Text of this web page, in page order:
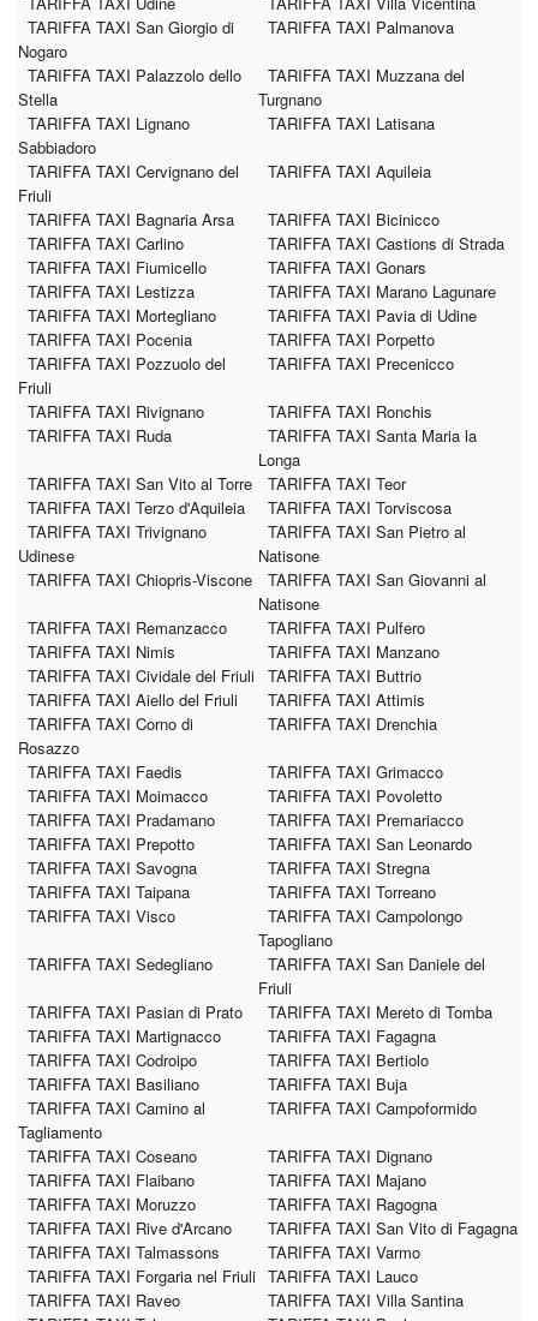
TARIFFA TAXI San Giorgio di
Nogaro
TARIFFA TAXI Palmanova
TARIFFA TAXI Palazzolo dello
Stella
TARIFFA TAXI Muzzana del
Turgnano
TARIFFA TAXI Lignano
Sabbiadoro
TARIFFA TAXI Latisana
TARIFFA TAXI Cervignano del
Friuli
TARIFFA TAXI Aquileia
TARIFFA TAXI Bagnaria Arsa
TARIFFA TAXI Bicinicco
TARIFFA TAXI Carlino
TARIFFA TAXI Castions di Strada
TARIFFA TAXI Fiumicello
TARIFFA TAXI Gonars
TARIFFA TAXI Lestizza
TARIFFA TAXI Marano Lagunare
TARIFFA TAXI Mortegliano
TARIFFA TAXI Pavia di Udine
TARIFFA TAXI Pocenia
TARIFFA TAXI Porpetto
TARIFFA TAXI Pozzuolo del
Friuli
TARIFFA TAXI Precenicco
TARIFFA TAXI Rivignano
TARIFFA TAXI Ronchis
TARIFFA TAXI Ruda
TARIFFA TAXI Santa Maria la
Longa
TARIFFA TAXI San Vito al Torre
TARIFFA TAXI Teor
TARIFFA TAXI Terzo d'Aquileia
TARIFFA TAXI Torviscosa
TARIFFA TAXI Trivignano
Udinese
TARIFFA TAXI San Pietro al
Natisone
TARIFFA TAXI Chiopris-Viscone
TARIFFA TAXI San Giovanni al
Natisone
TARIFFA TAXI Remanzacco
TARIFFA TAXI Pulfero
TARIFFA TAXI Nimis
TARIFFA TAXI Manzano
TARIFFA TAXI Cividale del Friuli TARIFFA TAXI Buttrio
TARIFFA TAXI Aiello del Friuli
TARIFFA TAXI Attimis
TARIFFA TAXI Corno di
Rosazzo
TARIFFA TAXI Drenchia
TARIFFA TAXI Faedis
TARIFFA TAXI Grimacco
TARIFFA TAXI Moimacco
TARIFFA TAXI Povoletto
TARIFFA TAXI Pradamano
TARIFFA TAXI Premariacco
TARIFFA TAXI Prepotto
TARIFFA TAXI San Leonardo
TARIFFA TAXI Savogna
TARIFFA TAXI Stregna
TARIFFA TAXI Taipana
TARIFFA TAXI Torreano
TARIFFA TAXI Visco
TARIFFA TAXI Campolongo
Tapogliano
TARIFFA TAXI Sedegliano
TARIFFA TAXI San Daniele del
Friuli
TARIFFA TAXI Pasian di Prato
TARIFFA TAXI Mereto di Tomba
TARIFFA TAXI Martignacco
TARIFFA TAXI Fagagna
TARIFFA TAXI Codroipo
TARIFFA TAXI Bertiolo
TARIFFA TAXI Basiliano
TARIFFA TAXI Buja
TARIFFA TAXI Camino al
Tagliamento
TARIFFA TAXI Campoformido
TARIFFA TAXI Coseano
TARIFFA TAXI Dignano
TARIFFA TAXI Flaibano
TARIFFA TAXI Majano
TARIFFA TAXI Moruzzo
TARIFFA TAXI Ragogna
TARIFFA TAXI Rive d'Arcano
TARIFFA TAXI San Vito di Fagagna
TARIFFA TAXI Talmassons
TARIFFA TAXI Varmo
TARIFFA TAXI Forgaria nel Friuli TARIFFA TAXI Lauco
TARIFFA TAXI Raveo
TARIFFA TAXI Villa Santina